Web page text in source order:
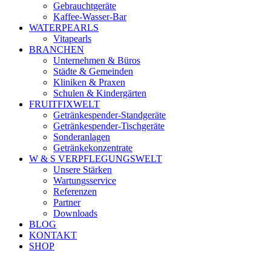
Gebrauchtgeräte
Kaffee-Wasser-Bar
WATERPEARLS
Vitapearls
BRANCHEN
Unternehmen & Büros
Städte & Gemeinden
Kliniken & Praxen
Schulen & Kindergärten
FRUITFIXWELT
Getränkespender-Standgeräte
Getränkespender-Tischgeräte
Sonderanlagen
Getränkekonzentrate
W & S VERPFLEGUNGSWELT
Unsere Stärken
Wartungsservice
Referenzen
Partner
Downloads
BLOG
KONTAKT
SHOP